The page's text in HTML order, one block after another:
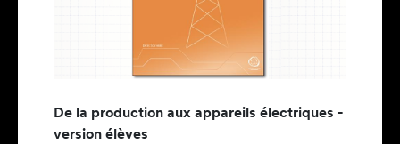
De la production aux appareils électriques -
version élèves